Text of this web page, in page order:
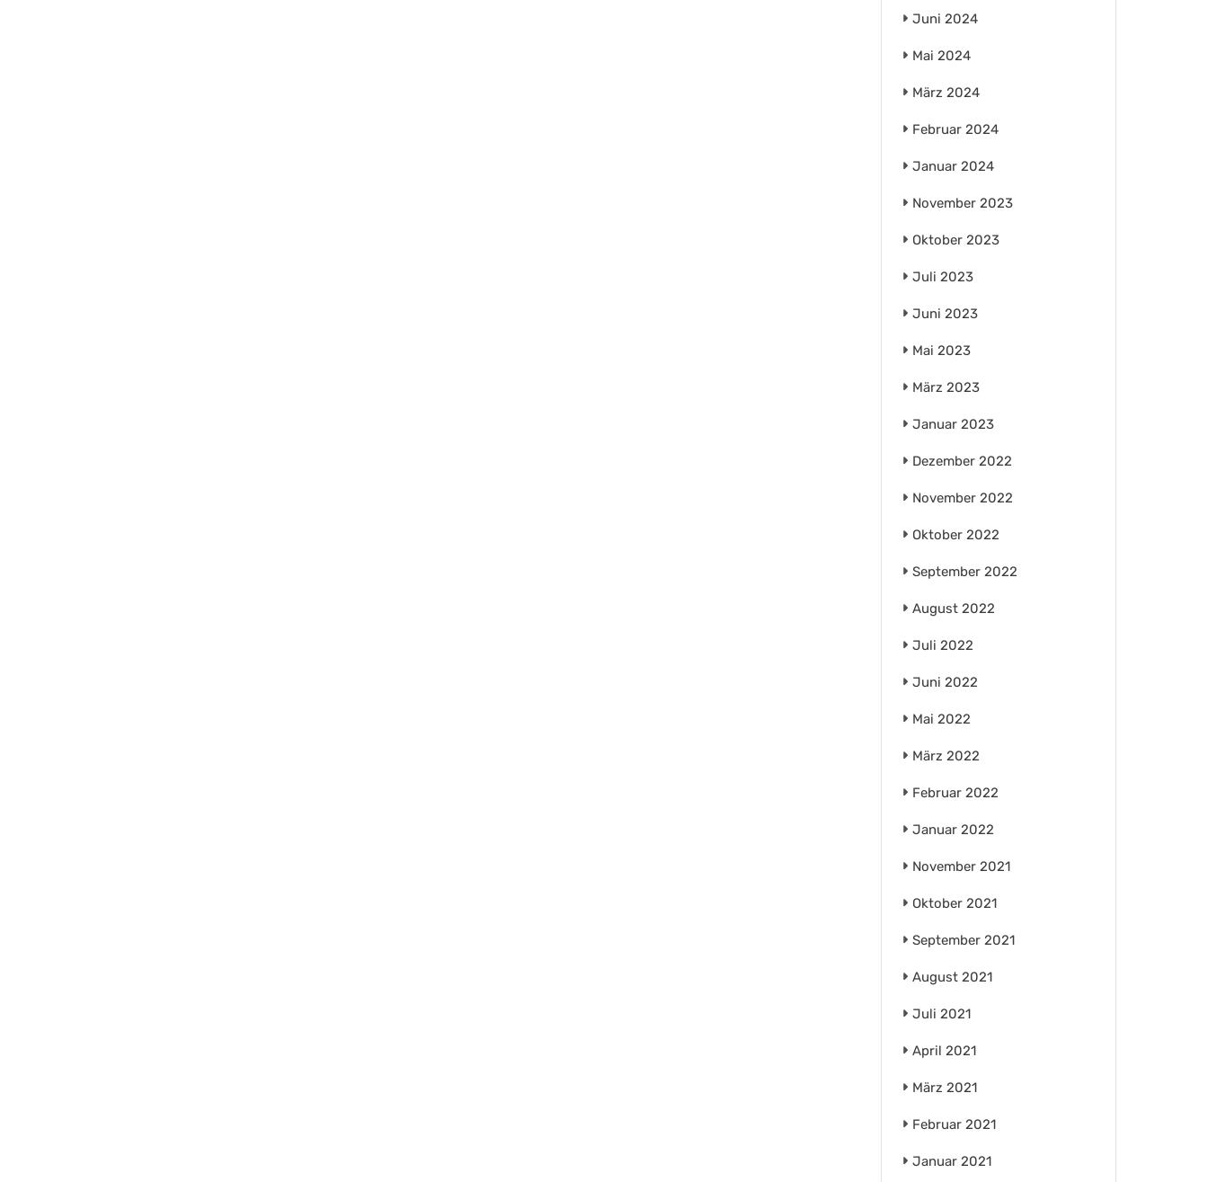
Juni 2024
Mai 2024
März 2024
Februar 2024
Januar 2024
November 2023
Oktober 2023
Juli 2023
Juni 2023
Mai 2023
März 2023
Januar 2023
Dezember 2022
November 2022
Oktober 2022
September 2022
August 2022
Juli 2022
Juni 2022
Mai 2022
März 2022
Februar 2022
Januar 2022
November 2021
Oktober 2021
September 2021
August 2021
Juli 2021
April 2021
März 2021
Februar 2021
Januar 2021